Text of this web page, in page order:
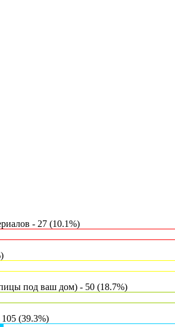
- 27 (10.1%)
под ваш дом) - 50 (18.7%)
(39.3%)